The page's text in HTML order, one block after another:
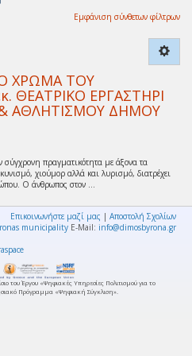
Εμφάνιση σύνθετων φίλτρων
ΧΡΩΜΑ ΤΟΥ
ΘΕΑΤΡΙΚΟ ΕΡΓΑΣΤΗΡΙ
ΑΘΛΗΤΙΣΜΟΥ ΔΗΜΟΥ
σύγχρονη πραγματικότητα με άξονα τα
χιούμορ αλλά και λυρισμό, διατρέχει
Ο άνθρωπος στον ...
Επικοινωνήστε μαζί μας | Αποστολή Σχολίων
municipality E-Mail: info@dimosbyrona.gr
του Έργου «Ψηφιακές Υπηρεσίες Πολιτισμού για το
Πρόγραμμα «Ψηφιακή Σύγκλιση».